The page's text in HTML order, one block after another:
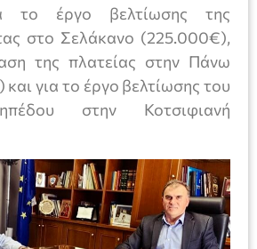
το έργο βελτίωσης της
στο Σελάκανο (225.000€),
της πλατείας στην Πάνω
για το έργο βελτίωσης του
στην Κοτσιφιανή